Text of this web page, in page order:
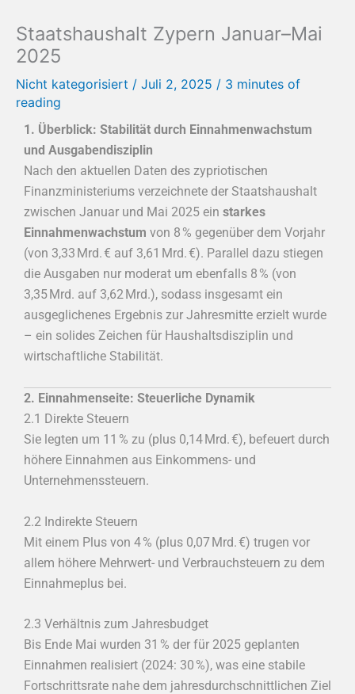
Staatshaushalt Zypern Januar–Mai
2025
Nicht kategorisiert / Juli 2, 2025 / 3 minutes of
reading
1. Überblick: Stabilität durch Einnahmenwachstum
und Ausgabendisziplin
Nach den aktuellen Daten des zypriotischen
Finanzministeriums verzeichnete der Staatshaushalt
zwischen Januar und Mai 2025 ein starkes
Einnahmenwachstum von 8 % gegenüber dem Vorjahr
(von 3,33 Mrd. € auf 3,61 Mrd. €). Parallel dazu stiegen
die Ausgaben nur moderat um ebenfalls 8 % (von
3,35 Mrd. auf 3,62 Mrd.), sodass insgesamt ein
ausgeglichenes Ergebnis zur Jahresmitte erzielt wurde
– ein solides Zeichen für Haushaltsdisziplin und
wirtschaftliche Stabilität.
2. Einnahmenseite: Steuerliche Dynamik
2.1 Direkte Steuern
Sie legten um 11 % zu (plus 0,14 Mrd. €), befeuert durch
höhere Einnahmen aus Einkommens- und
Unternehmenssteuern.
2.2 Indirekte Steuern
Mit einem Plus von 4 % (plus 0,07 Mrd. €) trugen vor
allem höhere Mehrwert- und Verbrauchsteuern zu dem
Einnahmeplus bei.
2.3 Verhältnis zum Jahresbudget
Bis Ende Mai wurden 31 % der für 2025 geplanten
Einnahmen realisiert (2024: 30 %), was eine stabile
Fortschrittsrate nahe dem jahresdurchschnittlichen Ziel